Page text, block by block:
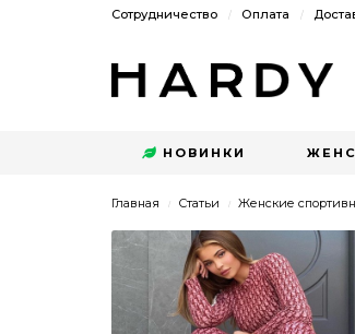
Сотрудничество Оплата
НОВИНКИ
Главная Статьи Женские